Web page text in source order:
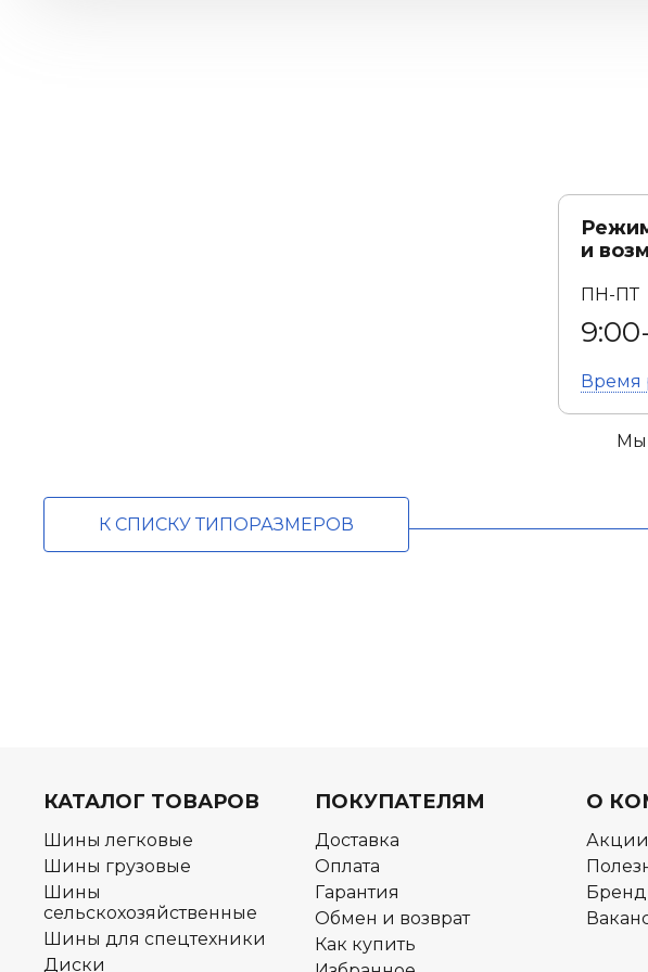
и
ПН-ПТ
Время
Мы
К СПИСКУ ТИПОРАЗМЕРОВ
КАТАЛОГ ТОВАРОВ
Шины легковые
Шины грузовые
Шины
сельскохозяйственные
Шины для спецтехники
Диски
ПОКУПАТЕЛЯМ
Доставка
Оплата
Гарантия
Обмен и возврат
Как купить
О
Акции